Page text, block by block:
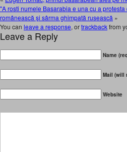
"A rosti numele Basarabia e una cu a
românească şi sârma ghimpată rusească »
You can leave a response, ortrackbackfrom
Leave a Reply
Name
Mail (will
Website